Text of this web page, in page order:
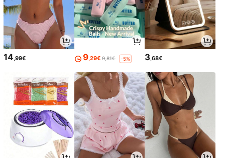
14,99€ 9,29€ 9,81€ -5% 3,68€